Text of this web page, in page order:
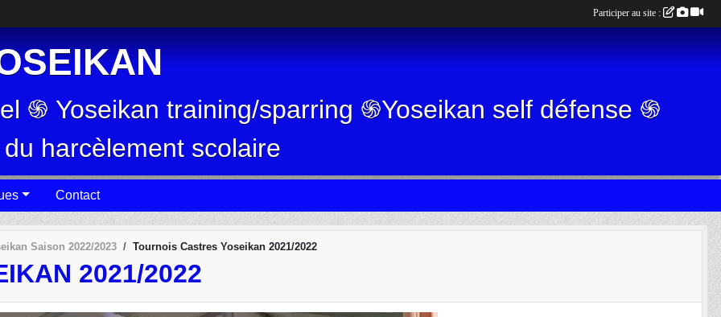
֍ Yoseikan training/sparring ֍Yoseikan self défense ֍
harcèlement scolaire
Contact
Saison 2022/2023 Tournois Castres Yoseikan 2021/2022
2021/2022
Participer au site :